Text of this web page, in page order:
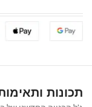
תכונות